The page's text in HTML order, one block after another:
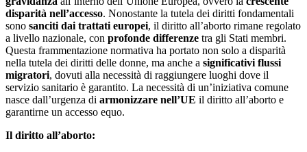
disparità nell’accesso. Nonostante la tutela dei diritti fondamentali
sono sanciti dai trattati europei, il diritto all’aborto rimane regolato
a livello nazionale, con profonde differenze tra gli Stati membri.
Questa frammentazione normativa ha portato non solo a disparità
nella tutela dei diritti delle donne, ma anche a significativi flussi
migratori, dovuti alla necessità di raggiungere luoghi dove il
servizio sanitario è garantito. La necessità di un’iniziativa comune
nasce dall’urgenza di armonizzare nell’UE il diritto all’aborto e
garantirne un accesso equo.
Il diritto all’aborto: